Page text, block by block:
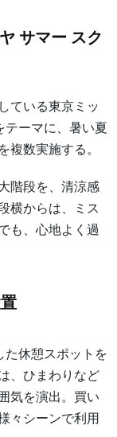
サマー スク
ている東京ミッ
テーマに、暑い夏
複数実施する。
階段を、清涼感
横からは、ミス
も、心地よく過
た休憩スポットを
、ひまわりなど
気を演出。買い
々シーンで利用